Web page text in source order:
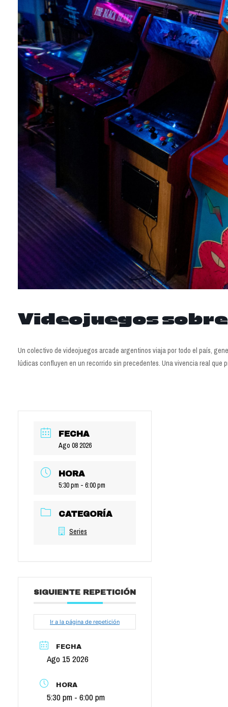
Videojuegos
Un colectivo de videojuegos arcade argentinos viaja por todo el país,
lúdicas confluyen en un recorrido sin precedentes. Una vivencia real que
FECHA
Ago 08 2026
HORA
5:30 pm - 6:00 pm
CATEGORÍA
Series
SIGUIENTE REPETICIÓN
Ir a la página de repetición
FECHA
Ago 15 2026
HORA
5:30 pm - 6:00 pm